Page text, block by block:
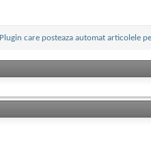
Plugin care posteaza automat articolele